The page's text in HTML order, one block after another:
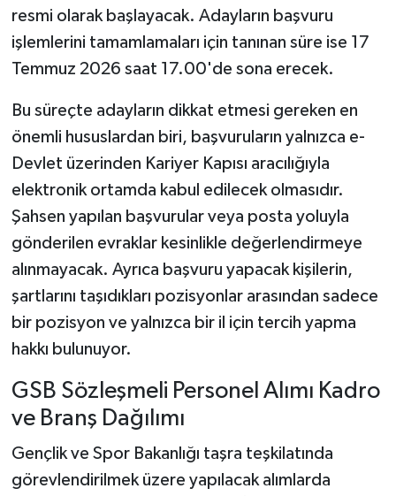
resmi olarak başlayacak. Adayların başvuru
işlemlerini tamamlamaları için tanınan süre ise 17
Temmuz 2026 saat 17.00'de sona erecek.
Bu süreçte adayların dikkat etmesi gereken en
önemli hususlardan biri, başvuruların yalnızca e-
Devlet üzerinden Kariyer Kapısı aracılığıyla
elektronik ortamda kabul edilecek olmasıdır.
Şahsen yapılan başvurular veya posta yoluyla
gönderilen evraklar kesinlikle değerlendirmeye
alınmayacak. Ayrıca başvuru yapacak kişilerin,
şartlarını taşıdıkları pozisyonlar arasından sadece
bir pozisyon ve yalnızca bir il için tercih yapma
hakkı bulunuyor.
GSB Sözleşmeli Personel Alımı Kadro
ve Branş Dağılımı
Gençlik ve Spor Bakanlığı taşra teşkilatında
görevlendirilmek üzere yapılacak alımlarda